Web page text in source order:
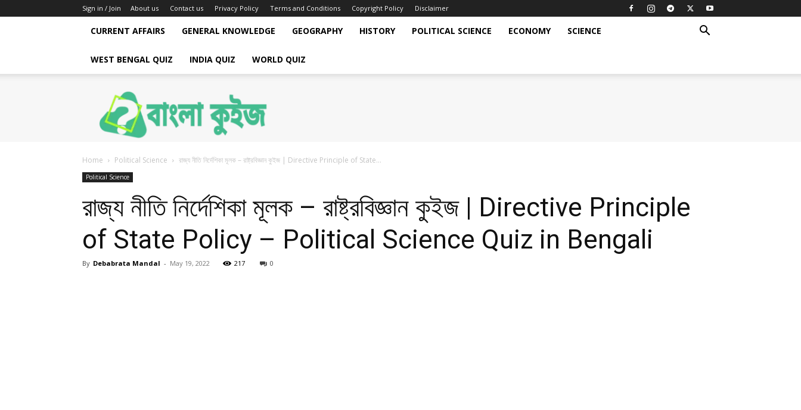
Sign in / Join About us Contact us Privacy Policy Terms and Conditions Copyright Policy Disclaimer
CURRENT AFFAIRS GENERAL KNOWLEDGE GEOGRAPHY HISTORY POLITICAL SCIENCE ECONOMY SCIENCE
WEST BENGAL QUIZ INDIA QUIZ WORLD QUIZ
Bengali
Quiz
Home Political Science রাজ্য নীতি নির্দেশিকা মূলক – রাষ্ট্রবিজ্ঞান কুইজ | Directive Principle of State...
Political Science
রাজ্য নীতি নির্দেশিকা মূলক – রাষ্ট্রবিজ্ঞান কুইজ | Directive Principle
of State Policy – Political Science Quiz in Bengali
By Debabrata Mandal - May 19, 2022 217 0